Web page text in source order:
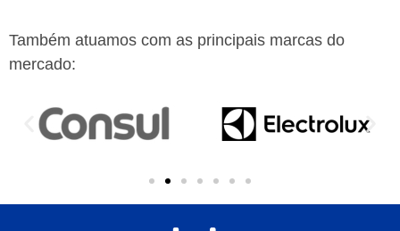
Também atuamos com as principais marcas do
mercado: